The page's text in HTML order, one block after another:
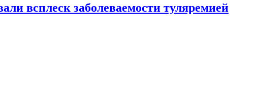
всплеск заболеваемости туляремией